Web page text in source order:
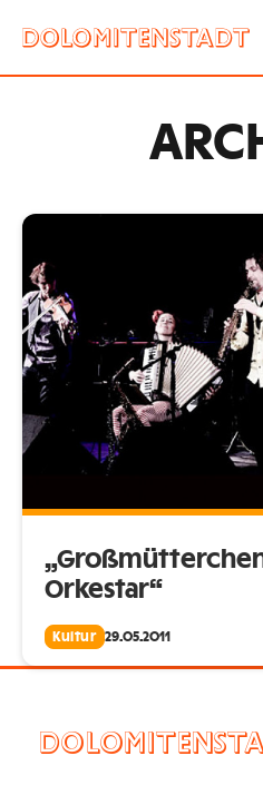
„Großmütterchen
Orkestar“
Kultur 29.05.2011